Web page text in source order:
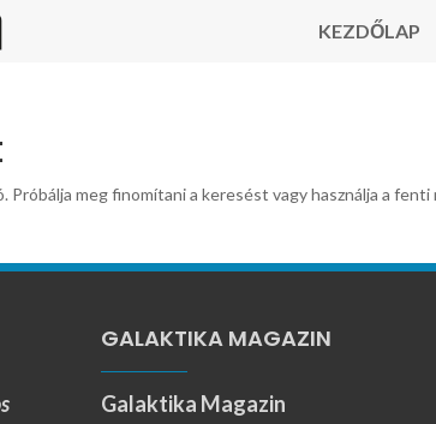
KEZDŐLAP
meg finomítani a keresést vagy használja a fenti
GALAKTIKA MAGAZIN
Galaktika Magazin